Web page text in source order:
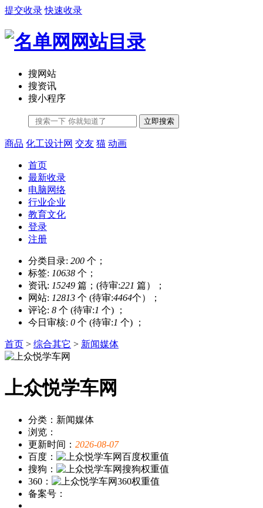
提交收录 快速收录
搜网站
搜资讯
搜小程序
立即搜索
商品 化工设计网 交友 猫 动画
首页
最新收录
电脑网络
行业企业
教育文化
登录
注册
分类目录: 200 个；
标签: 10638 个；
资讯: 15249 篇；(待审:221 篇）；
网站: 12813 个 (待审:4464个）；
评论: 8 个 (待审:1 个) ；
今日审核: 0 个 (待审:1 个) ；
首页 > 综合其它 > 新闻媒体
上众悦学车网
分类：新闻媒体
浏览：
更新时间： 2026-08-07
百度：
搜狗：
360：
备案号：